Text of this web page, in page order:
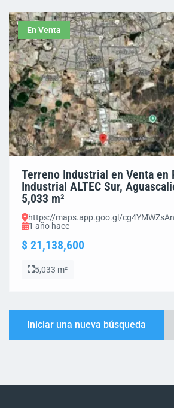
En Venta
Terreno Industrial en Venta en
Industrial ALTEC Sur,
5,033 m²
https://maps.app.goo.gl/
1 año hace
$ 21,138,600
5,033 m²
Iniciar una nueva búsqueda